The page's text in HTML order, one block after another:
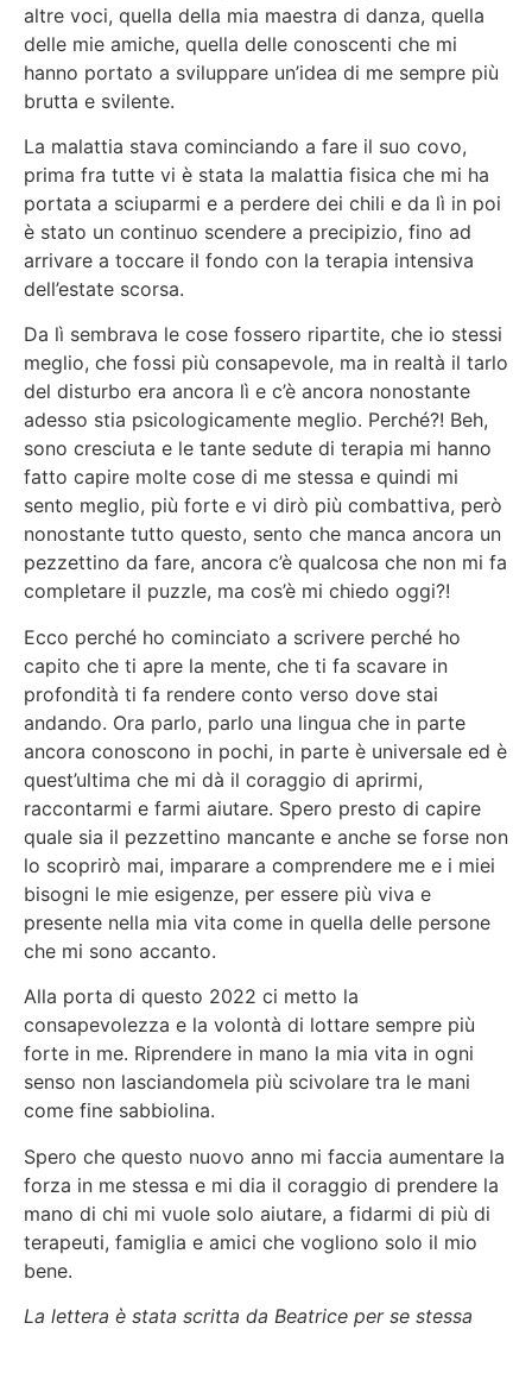
altre voci, quella della mia maestra di danza, quella
delle mie amiche, quella delle conoscenti che mi
hanno portato a sviluppare un’idea di me sempre più
brutta e svilente.
La malattia stava cominciando a fare il suo covo,
prima fra tutte vi è stata la malattia fisica che mi ha
portata a sciuparmi e a perdere dei chili e da lì in poi
è stato un continuo scendere a precipizio, fino ad
arrivare a toccare il fondo con la terapia intensiva
dell’estate scorsa.
Da lì sembrava le cose fossero ripartite, che io stessi
meglio, che fossi più consapevole, ma in realtà il tarlo
del disturbo era ancora lì e c’è ancora nonostante
adesso stia psicologicamente meglio. Perché?! Beh,
sono cresciuta e le tante sedute di terapia mi hanno
fatto capire molte cose di me stessa e quindi mi
sento meglio, più forte e vi dirò più combattiva, però
nonostante tutto questo, sento che manca ancora un
pezzettino da fare, ancora c’è qualcosa che non mi fa
completare il puzzle, ma cos’è mi chiedo oggi?!
Ecco perché ho cominciato a scrivere perché ho
capito che ti apre la mente, che ti fa scavare in
profondità ti fa rendere conto verso dove stai
andando. Ora parlo, parlo una lingua che in parte
ancora conoscono in pochi, in parte è universale ed è
quest’ultima che mi dà il coraggio di aprirmi,
raccontarmi e farmi aiutare. Spero presto di capire
quale sia il pezzettino mancante e anche se forse non
lo scoprirò mai, imparare a comprendere me e i miei
bisogni le mie esigenze, per essere più viva e
presente nella mia vita come in quella delle persone
che mi sono accanto.
Alla porta di questo 2022 ci metto la
consapevolezza e la volontà di lottare sempre più
forte in me. Riprendere in mano la mia vita in ogni
senso non lasciandomela più scivolare tra le mani
come fine sabbiolina.
Spero che questo nuovo anno mi faccia aumentare la
forza in me stessa e mi dia il coraggio di prendere la
mano di chi mi vuole solo aiutare, a fidarmi di più di
terapeuti, famiglia e amici che vogliono solo il mio
bene.
La lettera è stata scritta da Beatrice per se stessa